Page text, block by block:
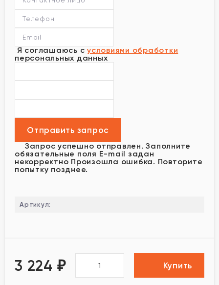
Я соглашаюсь с условиями обработки
персональных данных
Запрос успешно отправлен. Заполните
обязательные поля E-mail задан
некорректно Произошла ошибка. Повторите
попытку позднее.
Артикул:
3 224 ₽ Купить